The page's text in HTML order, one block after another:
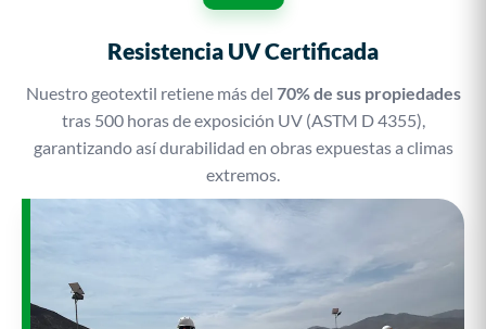
Resistencia UV Certificada
Nuestro geotextil retiene más del 70% de sus propiedades
tras 500 horas de exposición UV (ASTM D 4355),
garantizando así durabilidad en obras expuestas a climas
extremos.